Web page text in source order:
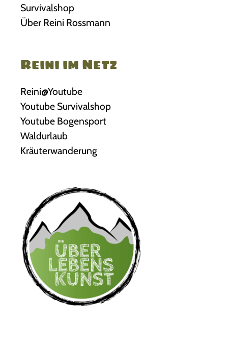
Survivalshop
Über Reini Rossmann
Reini im Netz
Reini@Youtube
Youtube Survivalshop
Youtube Bogensport
Waldurlaub
Kräuterwanderung